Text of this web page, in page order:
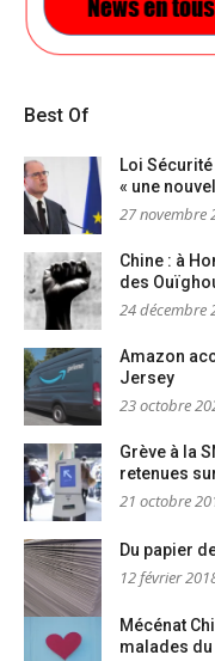
Best Of
Loi
« une
27 novembre
Chine : à
des
24 décembre
Amazon
Jersey
23 octobre
Grève à la
retenues
21 octobre
Du papier
12 février
Mécénat
malades